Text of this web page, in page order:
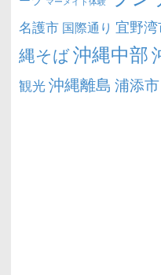
名護市 国際通り 宜野
縄そば沖縄中部
観光沖縄離島 浦添市